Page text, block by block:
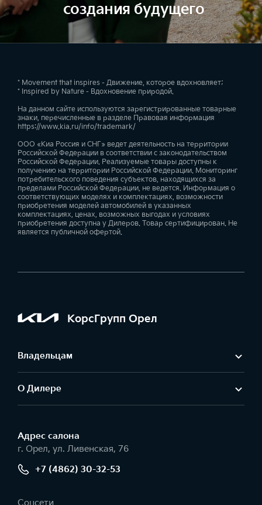
создания будущего
* Movement that inspires - Движение, которое вдохновляет;
* Inspired by Nature - Вдохновение природой.
На данном сайте используются зарегистрированные товарные
знаки, перечисленные в разделе Правовая информация
https://www.kia.ru/info/trademark/
ООО «Киа Россия и СНГ» ведет деятельность на территории
Российской Федерации в соответствии с законодательством
Российской Федерации. Реализуемые товары доступны к
получению на территории Российской Федерации. Мониторинг
потребительского поведения субъектов, находящихся за
пределами Российской Федерации, не ведется. Информация о
соответствующих моделях и комплектациях, возможности
приобретения моделей автомобилей в указанных
комплектациях, ценах, возможных выгодах и условиях
приобретения доступна у Дилеров. Товар сертифицирован. Не
является публичной офертой.
КорсГрупп Орел
Владельцам
О Дилере
Адрес салонa
г. Орел, ул. Ливенская, 76
+7 (4862) 30-32-53